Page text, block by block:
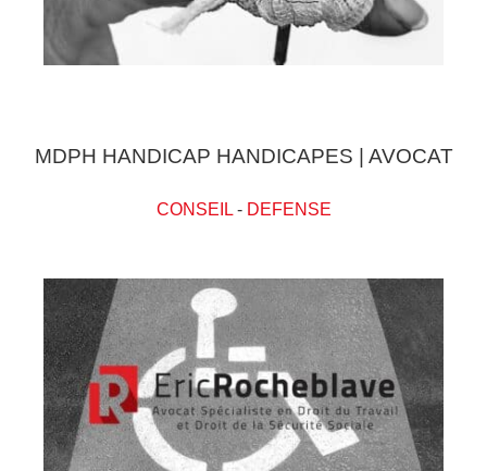
MDPH HANDICAP HANDICAPES | AVOCAT
CONSEIL- DEFENSE